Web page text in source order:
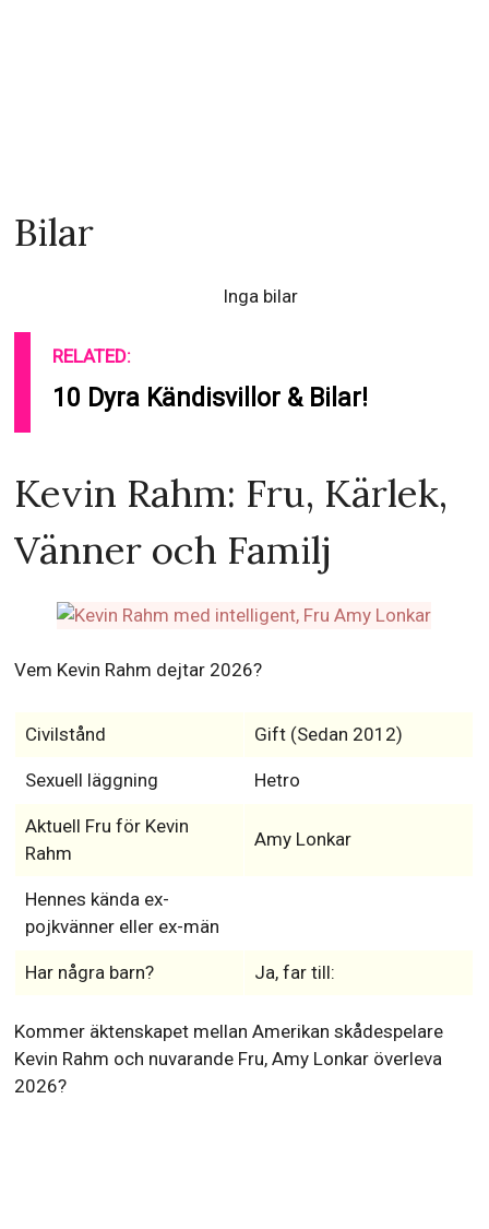
Bilar
Inga bilar
RELATED:
10 Dyra Kändisvillor & Bilar!
Kevin Rahm: Fru, Kärlek,
Vänner och Familj
Vem Kevin Rahm dejtar 2026?
Civilstånd Gift (Sedan 2012)
Sexuell läggning Hetro
Aktuell Fru för Kevin
Rahm
Amy Lonkar
Hennes kända ex-
pojkvänner eller ex-män
Har några barn? Ja, far till:
Kommer äktenskapet mellan Amerikan skådespelare
Kevin Rahm och nuvarande Fru, Amy Lonkar överleva
2026?